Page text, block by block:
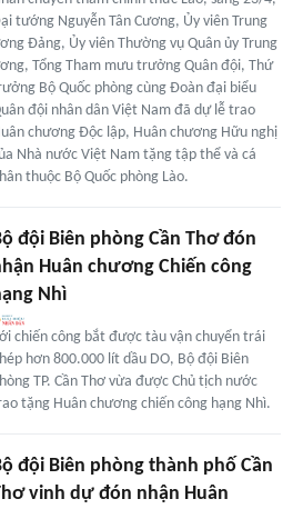
tướng Nguyễn Tân Cương, Ủy viên Trung
Đảng, Ủy viên Thường vụ Quân ủy Trung
Tổng Tham mưu trưởng Quân đội, Thứ
Bộ Quốc phòng cùng Đoàn đại biểu
đội nhân dân Việt Nam đã dự lễ trao
chương Độc lập, Huân chương Hữu nghị
Nhà nước Việt Nam tặng tập thể và cá
thuộc Bộ Quốc phòng Lào.
đội Biên phòng Cần Thơ đón
Huân chương Chiến công
Nhì
chiến công bắt được tàu vận chuyển trái
hơn 800.000 lít dầu DO, Bộ đội Biên
TP. Cần Thơ vừa được Chủ tịch nước
tặng Huân chương chiến công hạng Nhì.
đội Biên phòng thành phố Cần
vinh dự đón nhận Huân